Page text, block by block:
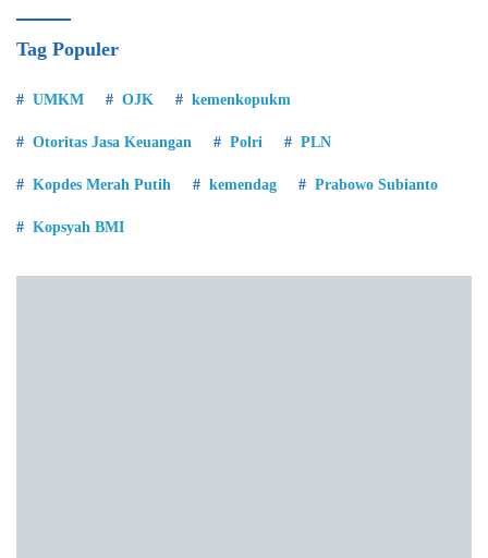
Tag Populer
UMKM OJK kemenkopukm
Otoritas Jasa Keuangan Polri PLN
Kopdes Merah Putih kemendag Prabowo Subianto
Kopsyah BMI